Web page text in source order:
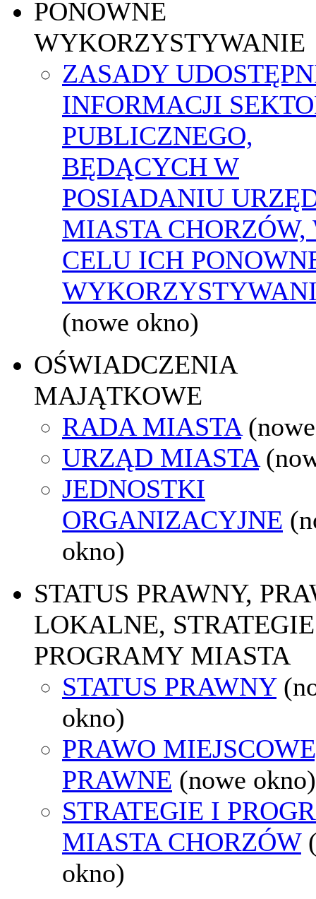
PONOWNE
WYKORZYSTYWANIE
ZASADY
INFORMACJI
PUBLICZNEGO,
BĘDĄCYCH W
POSIADANIU
MIASTA CHORZÓW,
CELU ICH
(nowe okno)
OŚWIADCZENIA
MAJĄTKOWE
RADA MIASTA
URZĄD MIASTA
JEDNOSTKI
ORGANIZACYJNE
okno)
STATUS PRAWNY,
LOKALNE,
PROGRAMY MIASTA
STATUS PRAWNY
okno)
PRAWO
PRAWNE (nowe okno)
STRATEGIE I
MIASTA CHORZÓW
okno)